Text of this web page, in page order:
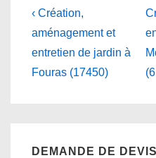
Navigation
de
l’article
Previous
Post
is
‹ Création,
aménagement et
entretien de jardin à
Fouras (17450)
is
DEMANDE DE DEVIS